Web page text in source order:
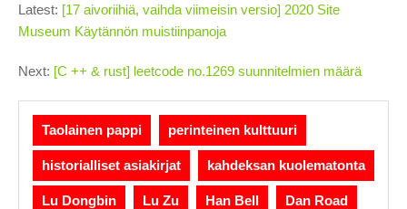
Latest: [17 aivoriihiä, vaihda viimeisin versio] 2020 Site
Museum Käytännön muistiinpanoja
Next: [C ++ & rust] leetcode no.1269 suunnitelmien määrä
Taolainen pappi perinteinen kulttuuri
historialliset asiakirjat kahdeksan kuolematonta
Lu Dongbin Lu Zu Han Bell Dan Road